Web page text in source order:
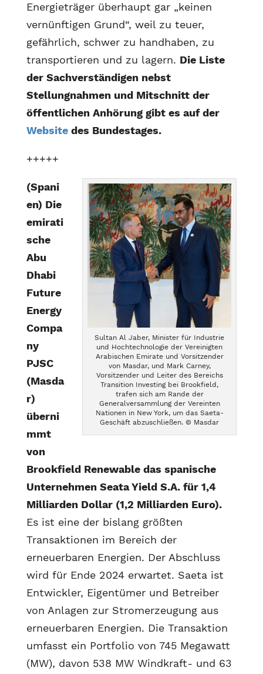
Energieträger überhaupt gar „keinen
vernünftigen Grund“, weil zu teuer,
gefährlich, schwer zu handhaben, zu
transportieren und zu lagern. Die Liste
der Sachverständigen nebst
Stellungnahmen und Mitschnitt der
öffentlichen Anhörung gibt es auf der
Websitedes Bundestages.
+++++
Sultan Al Jaber, Minister für Industrie
und Hochtechnologie der Vereinigten
Arabischen Emirate und Vorsitzender
von Masdar, und Mark Carney,
Vorsitzender und Leiter des Bereichs
Transition Investing bei Brookfield,
trafen sich am Rande der
Generalversammlung der Vereinten
Nationen in New York, um das Saeta-
Geschäft abzuschließen. © Masdar
(Spani
en) Die
emirati
sche
Abu
Dhabi
Future
Energy
Compa
ny
PJSC
(Masda
r)
überni
mmt
von
Brookfield Renewable das spanische
Unternehmen Seata Yield S.A. für 1,4
Milliarden Dollar (1,2 Milliarden Euro).
Es ist eine der bislang größten
Transaktionen im Bereich der
erneuerbaren Energien. Der Abschluss
wird für Ende 2024 erwartet. Saeta ist
Entwickler, Eigentümer und Betreiber
von Anlagen zur Stromerzeugung aus
erneuerbaren Energien. Die Transaktion
umfasst ein Portfolio von 745 Megawatt
(MW), davon 538 MW Windkraft- und 63